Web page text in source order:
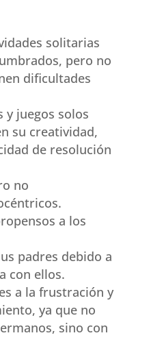
solitarias
pero no
dificultades
y juegos solos
su creatividad,
de resolución
no
a los
padres debido a
con ellos.
a la frustración y
ya que no
sino con